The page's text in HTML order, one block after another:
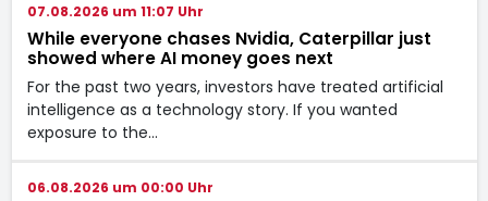
07.08.2026 um 11:07 Uhr
While everyone chases Nvidia, Caterpillar just
showed where AI money goes next
For the past two years, investors have treated artificial
intelligence as a technology story. If you wanted
exposure to the…
06.08.2026 um 00:00 Uhr